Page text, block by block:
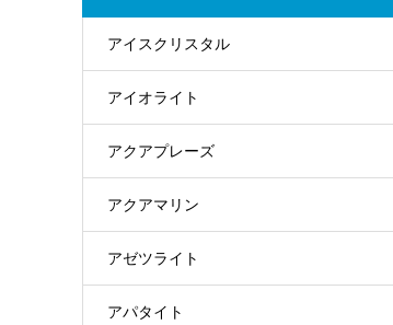
アイスクリスタル
アイオライト
アクアプレーズ
アクアマリン
アゼツライト
アパタイト